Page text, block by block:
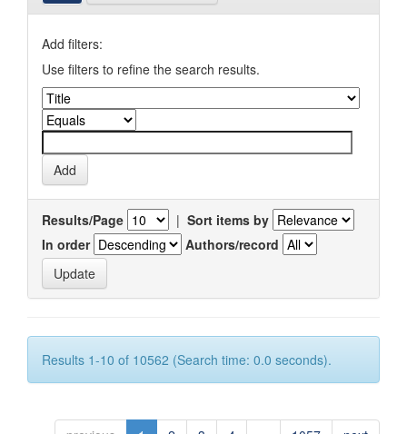
Add filters:
Use filters to refine the search results.
Results/Page | Sort items by
In order
Authors/record
Results 1-10 of 10562 (Search time: 0.0 seconds).